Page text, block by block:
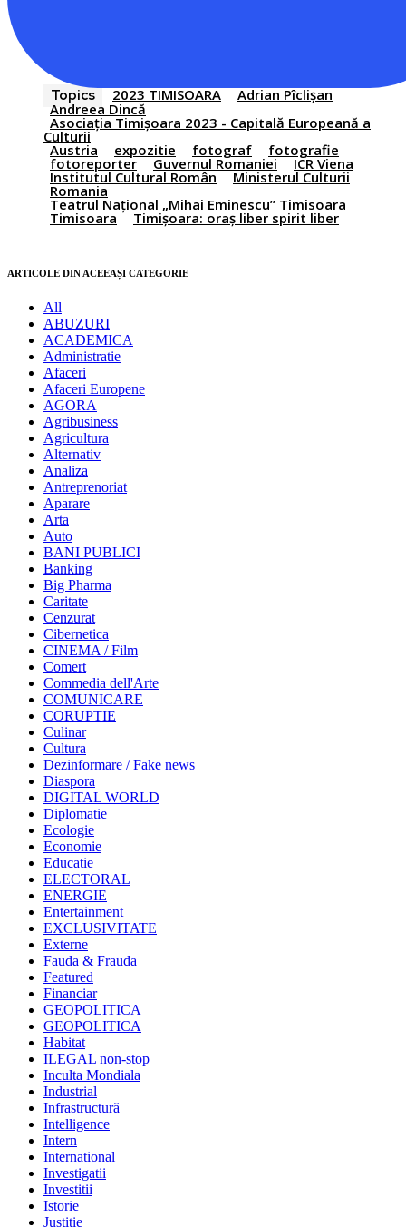
Topics 2023 TIMISOARA
Adrian Pîclișan
Andreea Dincă
Asociația Timișoara 2023 - Capitală Europeană a
Culturii
Austria expozitie fotograf fotografie
fotoreporter Guvernul Romaniei ICR Viena
Institutul Cultural Român Ministerul Culturii
Romania
Teatrul Național „Mihai Eminescu” Timisoara
Timisoara Timișoara: oraș liber spirit liber
ARTICOLE DIN ACEEAȘI CATEGORIE
All
ABUZURI
ACADEMICA
Administratie
Afaceri
Afaceri Europene
AGORA
Agribusiness
Agricultura
Alternativ
Analiza
Antreprenoriat
Aparare
Arta
Auto
BANI PUBLICI
Banking
Big Pharma
Caritate
Cenzurat
Cibernetica
CINEMA / Film
Comert
Commedia dell'Arte
COMUNICARE
CORUPTIE
Culinar
Cultura
Dezinformare / Fake news
Diaspora
DIGITAL WORLD
Diplomatie
Ecologie
Economie
Educatie
ELECTORAL
ENERGIE
Entertainment
EXCLUSIVITATE
Externe
Fauda & Frauda
Featured
Financiar
GEOPOLITICA
GEOPOLITICA
Habitat
ILEGAL non-stop
Inculta Mondiala
Industrial
Infrastructură
Intelligence
Intern
International
Investigatii
Investitii
Istorie
Justitie